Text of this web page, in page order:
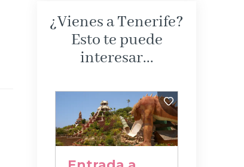
¿Vienes a Tenerife?
Esto te puede
interesar...